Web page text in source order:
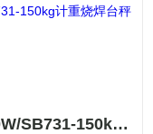
EXCELL XK3150W英展XK3150W/SB731-150kg计重烧焊台秤